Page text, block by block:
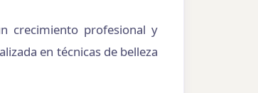
crecimiento profesional y
en técnicas de belleza